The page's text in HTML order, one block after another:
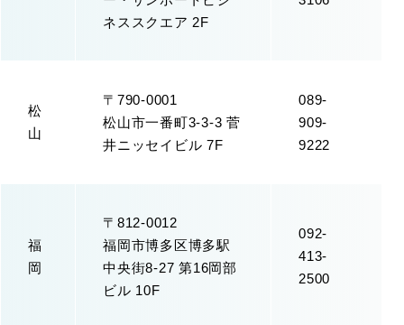
ネススクエア 2F
松
山
〒790-0001
松山市一番町3-3-3 菅
井ニッセイビル 7F
089-
909-
9222
福
岡
〒812-0012
福岡市博多区博多駅
中央街8-27 第16岡部
ビル 10F
092-
413-
2500